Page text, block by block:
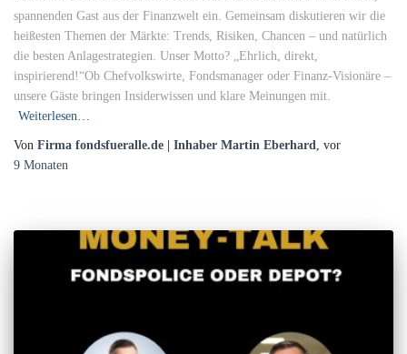
spannenden Gast aus der Finanzwelt ein. Gemeinsam diskutieren wir die
heißesten Themen der Märkte: Trends, Risiken, Chancen – und natürlich
die besten Anlagestrategien. Unser Motto? „Ehrlich, direkt,
inspirierend!“Ob Chefvolkswirte, Fondsmanager oder Finanz-Visionäre –
unsere Gäste bringen Insiderwissen und klare Meinungen mit.
Weiterlesen…
Von Firma fondsfueralle.de | Inhaber Martin Eberhard , vor
9 Monaten